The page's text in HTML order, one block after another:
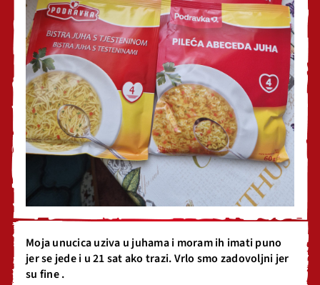
Moja unucica uziva u juhama i moram ih imati puno
jer se jede i u 21 sat ako trazi. Vrlo smo zadovoljni jer
su fine .